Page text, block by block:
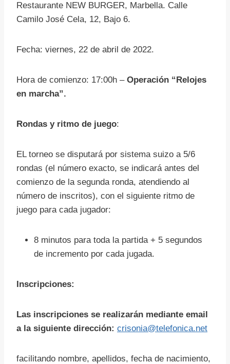
Restaurante NEW BURGER, Marbella. Calle
Camilo José Cela, 12, Bajo 6.
Fecha: viernes, 22 de abril de 2022.
Hora de comienzo: 17:00h – Operación “Relojes
en marcha”.
Rondas y ritmo de juego:
EL torneo se disputará por sistema suizo a 5/6
rondas (el número exacto, se indicará antes del
comienzo de la segunda ronda, atendiendo al
número de inscritos), con el siguiente ritmo de
juego para cada jugador:
8 minutos para toda la partida + 5 segundos
de incremento por cada jugada.
Inscripciones:
Las inscripciones se realizarán mediante email
a la siguiente dirección: crisonia@telefonica.net
facilitando nombre, apellidos, fecha de nacimiento,